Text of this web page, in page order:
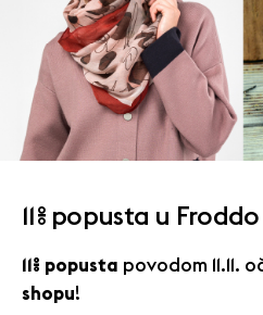
11% popusta u
11% popusta povodom 11.11.
shopu!